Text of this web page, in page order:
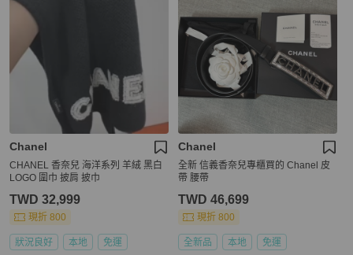
Chanel
CHANEL 香奈兒 海洋系列 羊絨 黑白
LOGO 圍巾 披肩 披巾
TWD 32,999
現折 800
狀況良好 本地 免運
Chanel
全新 信義香奈兒專櫃買的 Chanel 皮
帶 腰帶
TWD 46,699
現折 800
全新品 本地 免運